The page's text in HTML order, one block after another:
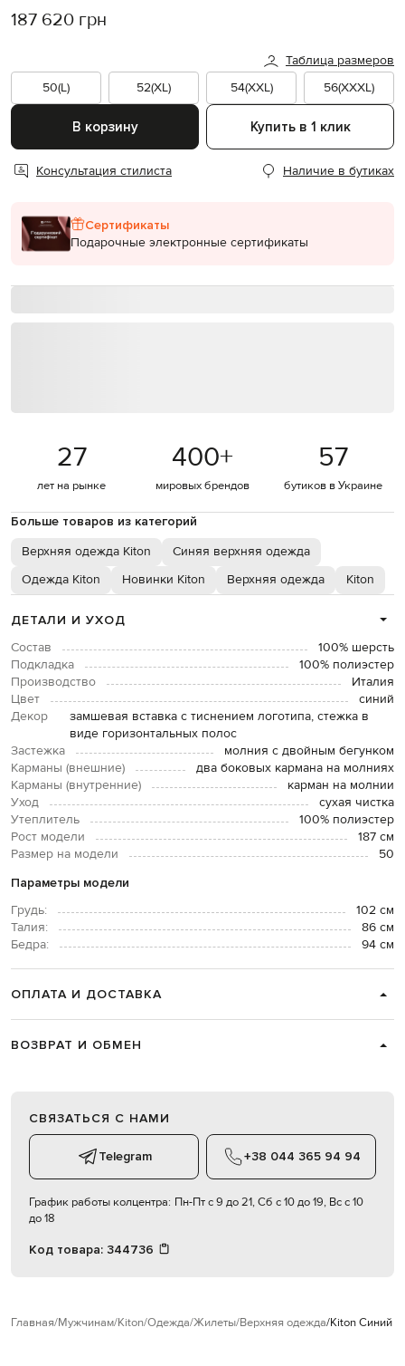
187 620 грн
Таблица размеров
50(L)
52(XL) 54(XXL) 56(XXXL)
В корзину Купить в 1 клик
Консультация стилиста Наличие в бутиках
Сертификаты
Подарочные электронные сертификаты
27
лет на рынке
400+
мировых брендов
57
бутиков в Украине
Больше товаров из категорий
Верхняя одежда Kiton
Синяя верхняя одежда
Одежда Kiton
Новинки Kiton Верхняя одежда Kiton
ДЕТАЛИ И УХОД
Состав
100% шерсть
Подкладка
100% полиэстер
Производство
Италия
Цвет
синий
Декор
замшевая вставка с тиснением логотипа, стежка в
виде горизонтальных полос
Застежка
молния с двойным бегунком
Карманы (внешние)
два боковых кармана на молниях
Карманы (внутренние)
карман на молнии
Уход
сухая чистка
Утеплитель
100% полиэстер
Рост модели
187 см
Размер на модели
50
Параметры модели
Грудь:
102 см
Талия:
86 см
Бедра:
94 см
ОПЛАТА И ДОСТАВКА
ВОЗВРАТ И ОБМЕН
СВЯЗАТЬСЯ С НАМИ
Telegram +38 044 365 94 94
График работы колцентра: Пн-Пт с 9 до 21, Сб с 10 до 19, Вс с 10
до 18
Код товара: 344736
Главная Мужчинам Kiton Одежда Жилеты Верхняя одежда Kiton Синий